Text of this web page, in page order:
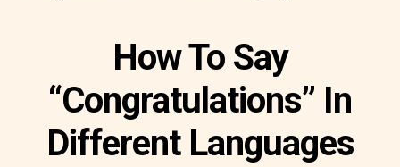
How To Say
“Congratulations” In
Different Languages